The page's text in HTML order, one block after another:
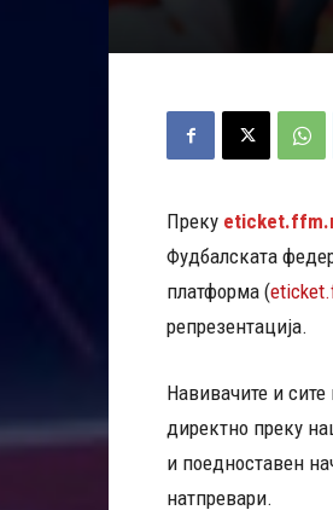
Преку
Фудбалската
платформа (
репрезентација.
Навивачите и
директно преку
и поедноставен
натпревари.